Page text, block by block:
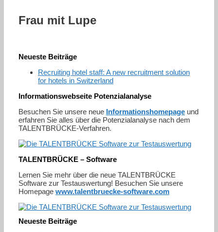
Frau mit Lupe
Neueste Beiträge
Recruiting hotel staff: A new recruitment solution
for hotels in Switzerland
Informationswebseite Potenzialanalyse
Besuchen Sie unsere neue Informationshomepage und
erfahren Sie alles über die Potenzialanalyse nach dem
TALENTBRÜCKE-Verfahren.
TALENTBRÜCKE – Software
Lernen Sie mehr über die neue TALENTBRÜCKE
Software zur Testauswertung! Besuchen Sie unsere
Homepage www.talentbruecke-software.com
Neueste Beiträge